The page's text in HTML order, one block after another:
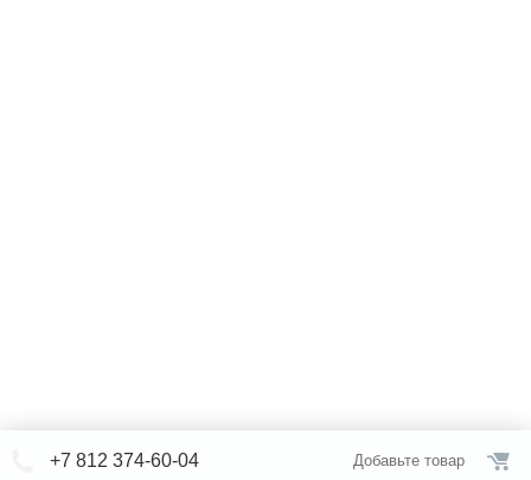
+7 812 374-60-04 Добавьте товар